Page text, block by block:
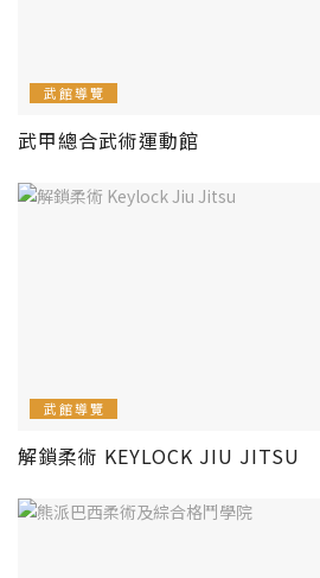
武館導覽
武甲總合武術運動館
武館導覽
解鎖柔術 KEYLOCK JIU JITSU